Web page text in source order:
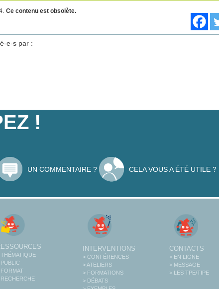
Ce contenu est obsolète.
e-s par :
!
UN COMMENTAIRE ? CELA VOUS A ÉTÉ UTILE ?
INTERVENTIONS
> CONFÉRENCES
> ATELIERS
> FORMATIONS
> DÉBATS
CONTACTS
> EN LIGNE
> MESSAGE
> LES TPE/TIPE